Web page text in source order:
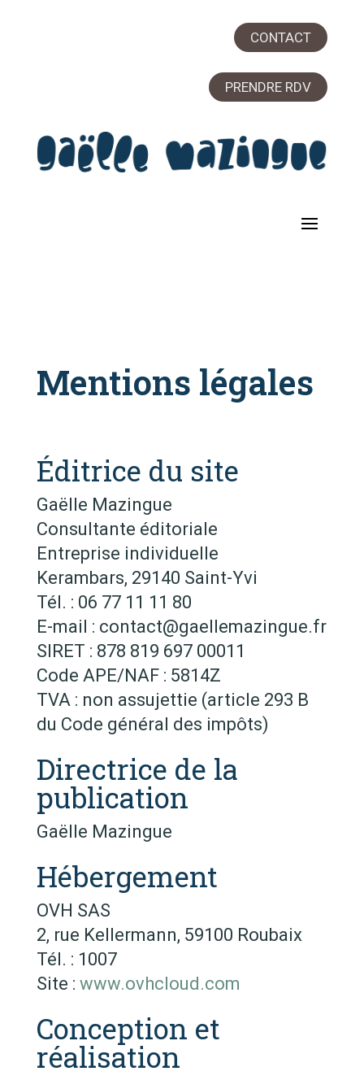
CONTACT
PRENDRE RDV
Mentions légales
Éditrice du site
Gaëlle Mazingue
Consultante éditoriale
Entreprise individuelle
Kerambars, 29140 Saint-Yvi
Tél. : 06 77 11 11 80
E-mail : contact@gaellemazingue.fr
SIRET : 878 819 697 00011
Code APE/NAF : 5814Z
TVA : non assujettie (article 293 B
du Code général des impôts)
Directrice de la
publication
Gaëlle Mazingue
Hébergement
OVH SAS
2, rue Kellermann, 59100 Roubaix
Tél. : 1007
Site : www.ovhcloud.com
Conception et
réalisation